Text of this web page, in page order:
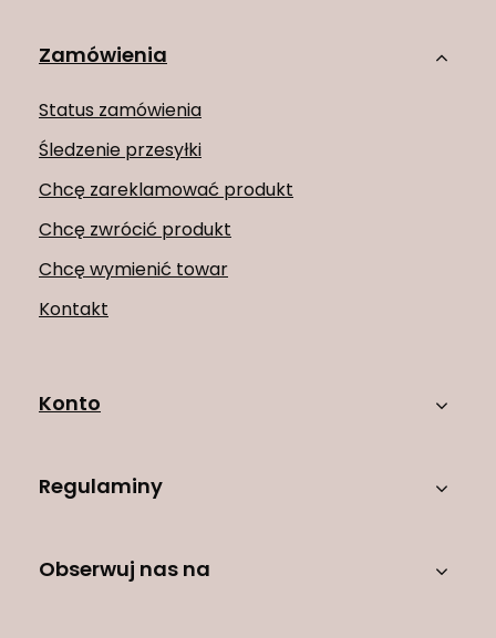
Zamówienia
Status zamówienia
Śledzenie przesyłki
Chcę zareklamować produkt
Chcę zwrócić produkt
Chcę wymienić towar
Kontakt
Konto
Regulaminy
Obserwuj nas na